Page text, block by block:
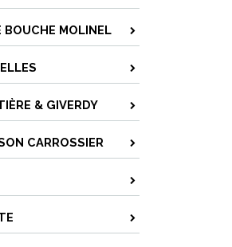
BOUCHE MOLINEL
& GIVERDY
CARROSSIER